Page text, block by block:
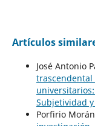
Artículos
José Antonio
trascendental
Subjetividad
Porfirio